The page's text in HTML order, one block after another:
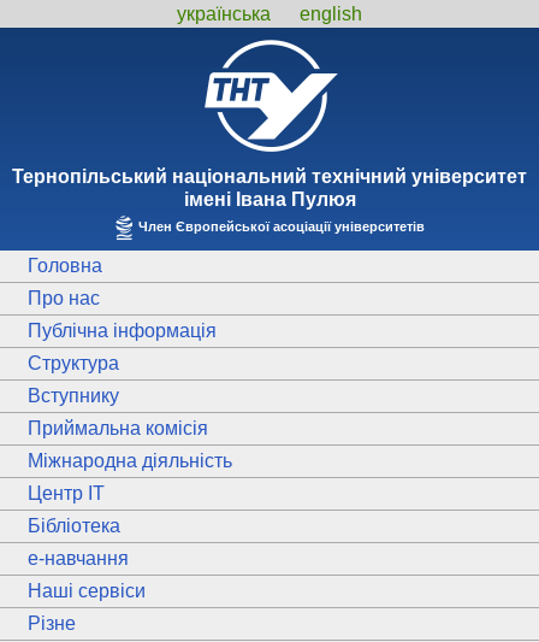
українська english
Тернопiльський національний технiчний унiверситет
iменi Iвана Пулюя
Член Європейської асоціації університетів
Головна
Про нас
Публічна інформація
Структура
Вступнику
Приймальна комісія
Міжнародна діяльність
Центр ІТ
Бібліотека
e-навчання
Наші сервіси
Різне